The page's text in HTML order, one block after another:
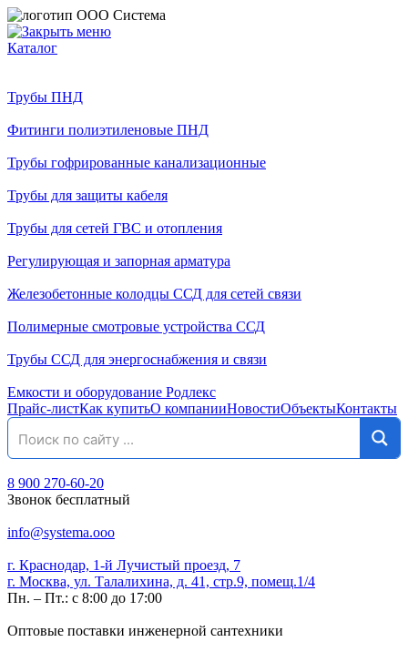
Каталог
Трубы ПНД
Фитинги полиэтиленовые ПНД
Трубы гофрированные канализационные
Трубы для защиты кабеля
Трубы для сетей ГВС и отопления
Регулирующая и запорная арматура
Железобетонные колодцы ССД для сетей связи
Полимерные смотровые устройства ССД
Трубы ССД для энергоснабжения и связи
Емкости и оборудование Родлекс
Прайс-листКак купитьО компанииНовостиОбъектыКонтакты
8 900 270-60-20
Звонок бесплатный
info@systema.ooo
г. Краснодар, 1-й Лучистый проезд, 7
г. Москва, ул. Талалихина, д. 41, стр.9, помещ.1/4
Пн. – Пт.: с 8:00 до 17:00
Оптовые поставки инженерной сантехники